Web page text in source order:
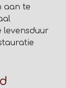
aan te
levensduur